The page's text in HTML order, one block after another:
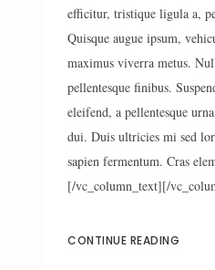
efficitur, tristique ligula a,
Quisque augue ipsum,
maximus viverra metus.
pellentesque finibus.
eleifend, a pellentesque
dui. Duis ultricies mi sed
sapien fermentum. Cras
[/vc_column_text][/
CONTINUE READING